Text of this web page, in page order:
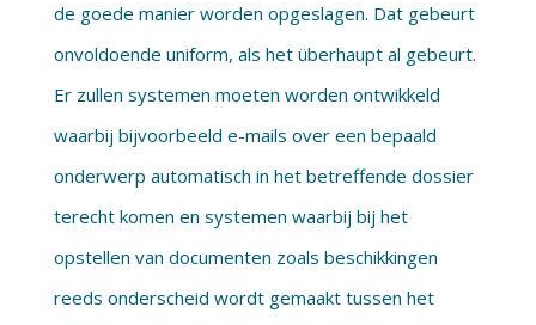
de goede manier worden opgeslagen. Dat gebeurt
onvoldoende uniform, als het überhaupt al gebeurt.
Er zullen systemen moeten worden ontwikkeld
waarbij bijvoorbeeld e-mails over een bepaald
onderwerp automatisch in het betreffende dossier
terecht komen en systemen waarbij bij het
opstellen van documenten zoals beschikkingen
reeds onderscheid wordt gemaakt tussen het